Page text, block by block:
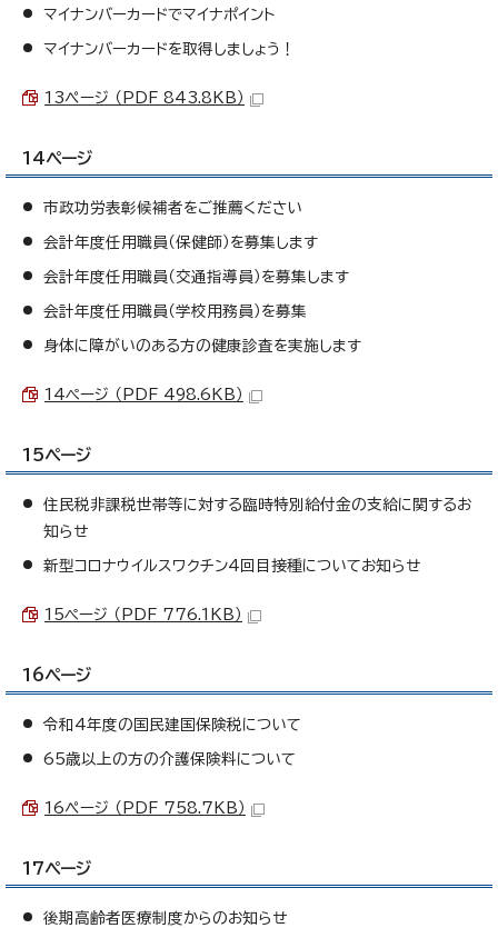
マイナンバーカードでマイナポイント
マイナンバーカードを取得しましょう！
13ぺージ （PDF 843.8KB）
14ページ
市政功労表彰候補者をご推薦ください
会計年度任用職員（保健師）を募集します
会計年度任用職員（交通指導員）を募集します
会計年度任用職員（学校用務員）を募集
身体に障がいのある方の健康診査を実施します
14ページ （PDF 498.6KB）
15ページ
住民税非課税世帯等に対する臨時特別給付金の支給に関するお
知らせ
新型コロナウイルスワクチン4回目接種についてお知らせ
15ページ （PDF 776.1KB）
16ページ
令和4年度の国民建国保険税について
65歳以上の方の介護保険料について
16ぺージ （PDF 758.7KB）
17ページ
後期高齢者医療制度からのお知らせ